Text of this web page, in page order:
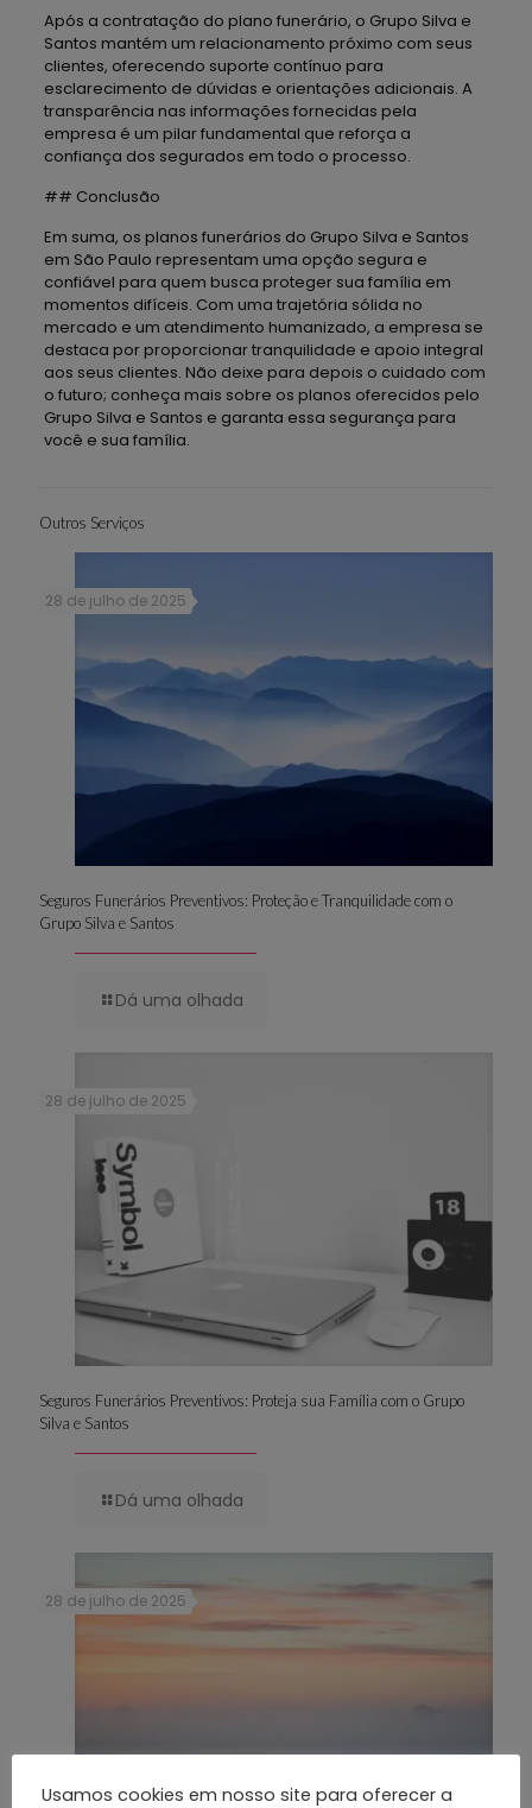
Após a contratação do plano funerário, o Grupo Silva e
Santos mantém um relacionamento próximo com seus
clientes, oferecendo suporte contínuo para
esclarecimento de dúvidas e orientações adicionais. A
transparência nas informações fornecidas pela
empresa é um pilar fundamental que reforça a
confiança dos segurados em todo o processo.
## Conclusão
Em suma, os planos funerários do Grupo Silva e Santos
em São Paulo representam uma opção segura e
confiável para quem busca proteger sua família em
momentos difíceis. Com uma trajetória sólida no
mercado e um atendimento humanizado, a empresa se
destaca por proporcionar tranquilidade e apoio integral
aos seus clientes. Não deixe para depois o cuidado com
o futuro; conheça mais sobre os planos oferecidos pelo
Grupo Silva e Santos e garanta essa segurança para
você e sua família.
Outros Serviços
28 de julho de 2025
Seguros Funerários Preventivos: Proteção e Tranquilidade com o
Grupo Silva e Santos
Dá uma olhada
28 de julho de 2025
Seguros Funerários Preventivos: Proteja sua Família com o Grupo
Silva e Santos
Dá uma olhada
28 de julho de 2025
Usamos cookies em nosso site para oferecer a